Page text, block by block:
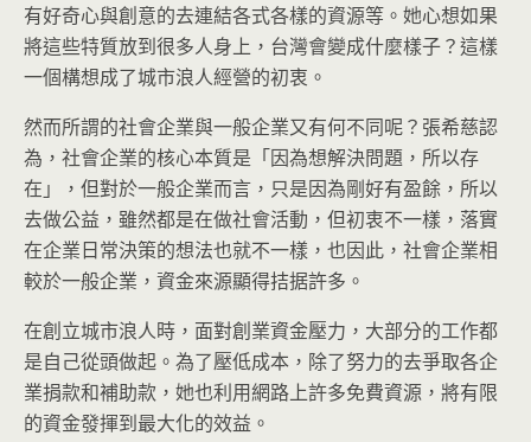
有好奇心與創意的去連結各式各樣的資源等。她心想如果
將這些特質放到很多人身上，台灣會變成什麼樣子？這樣
一個構想成了城市浪人經營的初衷。
然而所謂的社會企業與一般企業又有何不同呢？張希慈認
為，社會企業的核心本質是「因為想解決問題，所以存
在」，但對於一般企業而言，只是因為剛好有盈餘，所以
去做公益，雖然都是在做社會活動，但初衷不一樣，落實
在企業日常決策的想法也就不一樣，也因此，社會企業相
較於一般企業，資金來源顯得拮据許多。
在創立城市浪人時，面對創業資金壓力，大部分的工作都
是自己從頭做起。為了壓低成本，除了努力的去爭取各企
業捐款和補助款，她也利用網路上許多免費資源，將有限
的資金發揮到最大化的效益。